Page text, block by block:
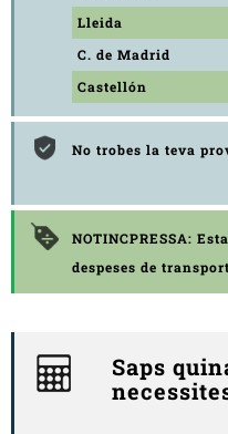
Lleida
C. de Madrid
Castellón
No trobes la teva
NOTINCPRESSA:
despeses de transport
Saps